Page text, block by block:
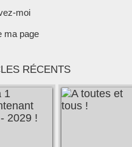
moi
ma page
RÉCENTS